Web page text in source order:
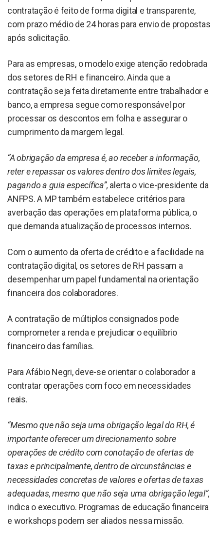
contratação é feito de forma digital e transparente,
com prazo médio de 24 horas para envio de propostas
após solicitação.
Para as empresas, o modelo exige atenção redobrada
dos setores de RH e financeiro. Ainda que a
contratação seja feita diretamente entre trabalhador e
banco, a empresa segue como responsável por
processar os descontos em folha e assegurar o
cumprimento da margem legal.
“A obrigação da empresa é, ao receber a informação,
reter e repassar os valores dentro dos limites legais,
pagando a guia específica”, alerta o vice-presidente da
ANFPS. A MP também estabelece critérios para
averbação das operações em plataforma pública, o
que demanda atualização de processos internos.
Com o aumento da oferta de crédito e a facilidade na
contratação digital, os setores de RH passam a
desempenhar um papel fundamental na orientação
financeira dos colaboradores.
A contratação de múltiplos consignados pode
comprometer a renda e prejudicar o equilíbrio
financeiro das famílias.
Para Afábio Negri, deve-se orientar o colaborador a
contratar operações com foco em necessidades
reais.
“Mesmo que não seja uma obrigação legal do RH, é
importante oferecer um direcionamento sobre
operações de crédito com conotação de ofertas de
taxas e principalmente, dentro de circunstâncias e
necessidades concretas de valores e ofertas de taxas
adequadas, mesmo que não seja uma obrigação legal”,
indica o executivo. Programas de educação financeira
e workshops podem ser aliados nessa missão.